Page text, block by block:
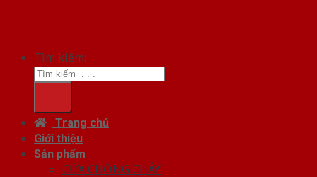
Tìm kiếm:
Trang chủ
Giới thiệu
Sản phẩm
CỬA CHỐNG CHÁY